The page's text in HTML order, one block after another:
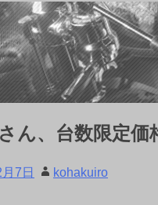
ん、台数限定価
7日 kohakuiro